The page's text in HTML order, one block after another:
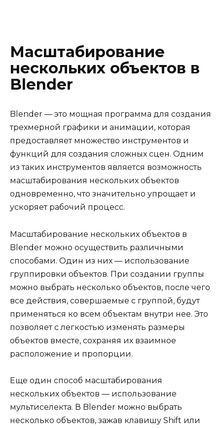
Масштабирование
нескольких объектов в
Blender
Blender — это мощная программа для создания
трехмерной графики и анимации, которая
предоставляет множество инструментов и
функций для создания сложных сцен. Одним
из таких инструментов является возможность
масштабирования нескольких объектов
одновременно, что значительно упрощает и
ускоряет рабочий процесс.
Масштабирование нескольких объектов в
Blender можно осуществить различными
способами. Один из них — использование
группировки объектов. При создании группы
можно выбрать несколько объектов, после чего
все действия, совершаемые с группой, будут
применяться ко всем объектам внутри нее. Это
позволяет с легкостью изменять размеры
объектов вместе, сохраняя их взаимное
расположение и пропорции.
Еще один способ масштабирования
нескольких объектов — использование
мультиселекта. В Blender можно выбрать
несколько объектов, зажав клавишу Shift или